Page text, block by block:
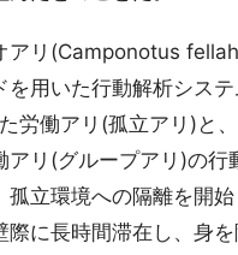
アリ(Camponotus
を用いた行動解析システ
労働アリ(孤立アリ)と
アリ(グループアリ)の行
孤立環境への隔離を開
際に長時間滞在し、身